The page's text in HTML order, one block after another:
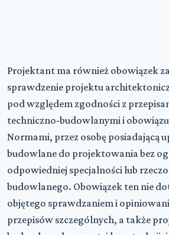
Projektant ma również obowiązek
sprawdzenie projektu
pod względem zgodności z
techniczno-budowlanymi i
Normami, przez osobę posiadającą
budowlane do projektowania bez
odpowiedniej specjalności lub
budowlanego. Obowiązek ten nie
objętego sprawdzaniem i
przepisów szczególnych, a także